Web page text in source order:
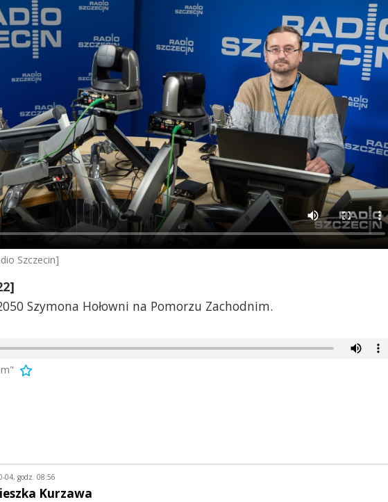
Szczecin]
Szymona Hołowni na Pomorzu Zachodnim.
04, godz. 08:56
Kurzawa